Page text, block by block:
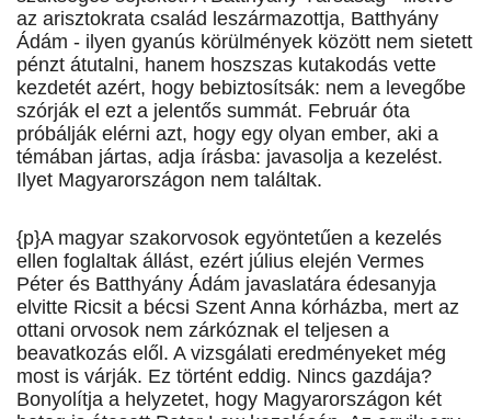
az arisztokrata család leszármazottja, Batthyány
Ádám - ilyen gyanús körülmények között nem sietett
pénzt átutalni, hanem hoszszas kutakodás vette
kezdetét azért, hogy bebiztosítsák: nem a levegőbe
szórják el ezt a jelentős summát. Február óta
próbálják elérni azt, hogy egy olyan ember, aki a
témában jártas, adja írásba: javasolja a kezelést.
Ilyet Magyarországon nem találtak.
{p}A magyar szakorvosok egyöntetűen a kezelés
ellen foglaltak állást, ezért július elején Vermes
Péter és Batthyány Ádám javaslatára édesanyja
elvitte Ricsit a bécsi Szent Anna kórházba, mert az
ottani orvosok nem zárkóznak el teljesen a
beavatkozás elől. A vizsgálati eredményeket még
most is várják. Ez történt eddig. Nincs gazdája?
Bonyolítja a helyzetet, hogy Magyarországon két